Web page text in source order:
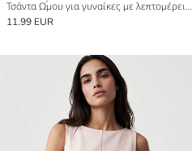
Τσάντα Ώμου για γυναίκες με λεπτομέρειες φουλάρι
11.99 EUR